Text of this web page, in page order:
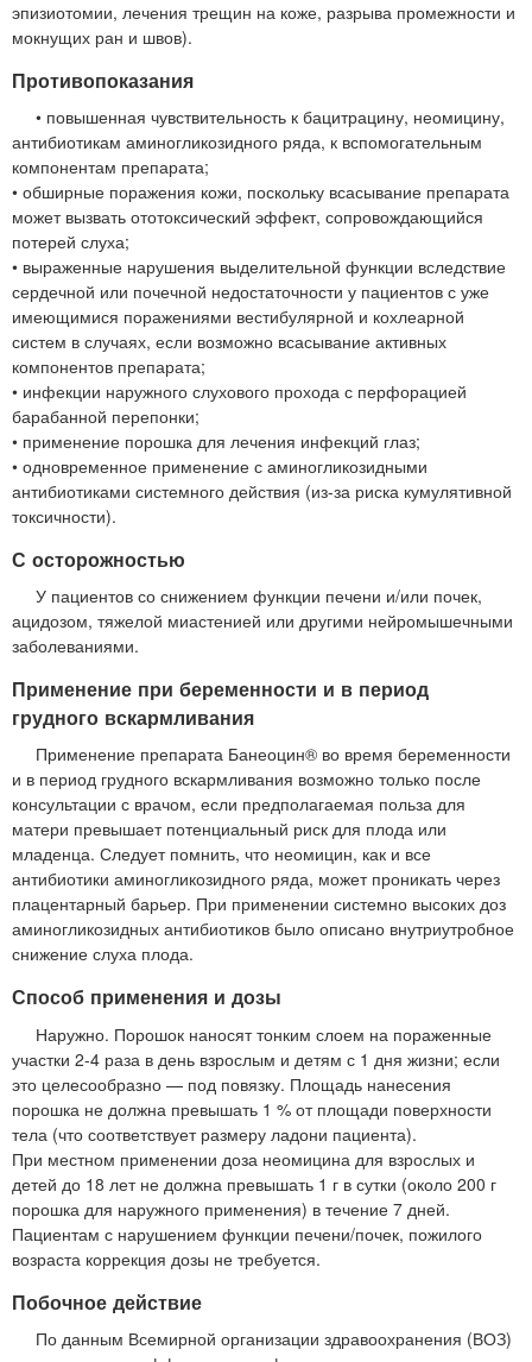
эпизиотомии, лечения трещин на коже, разрыва промежности и
мокнущих ран и швов).
Противопоказания
• повышенная чувствительность к бацитрацину, неомицину,
антибиотикам аминогликозидного ряда, к вспомогательным
компонентам препарата;
• обширные поражения кожи, поскольку всасывание препарата
может вызвать ототоксический эффект, сопровождающийся
потерей слуха;
• выраженные нарушения выделительной функции вследствие
сердечной или почечной недостаточности у пациентов с уже
имеющимися поражениями вестибулярной и кохлеарной
систем в случаях, если возможно всасывание активных
компонентов препарата;
• инфекции наружного слухового прохода с перфорацией
барабанной перепонки;
• применение порошка для лечения инфекций глаз;
• одновременное применение с аминогликозидными
антибиотиками системного действия (из-за риска кумулятивной
токсичности).
С осторожностью
У пациентов со снижением функции печени и/или почек,
ацидозом, тяжелой миастенией или другими нейромышечными
заболеваниями.
Применение при беременности и в период
грудного вскармливания
Применение препарата Банеоцин® во время беременности
и в период грудного вскармливания возможно только после
консультации с врачом, если предполагаемая польза для
матери превышает потенциальный риск для плода или
младенца. Следует помнить, что неомицин, как и все
антибиотики аминогликозидного ряда, может проникать через
плацентарный барьер. При применении системно высоких доз
аминогликозидных антибиотиков было описано внутриутробное
снижение слуха плода.
Способ применения и дозы
Наружно. Порошок наносят тонким слоем на пораженные
участки 2-4 раза в день взрослым и детям с 1 дня жизни; если
это целесообразно — под повязку. Площадь нанесения
порошка не должна превышать 1 % от площади поверхности
тела (что соответствует размеру ладони пациента).
При местном применении доза неомицина для взрослых и
детей до 18 лет не должна превышать 1 г в сутки (около 200 г
порошка для наружного применения) в течение 7 дней.
Пациентам с нарушением функции печени/почек, пожилого
возраста коррекция дозы не требуется.
Побочное действие
По данным Всемирной организации здравоохранения (ВОЗ)